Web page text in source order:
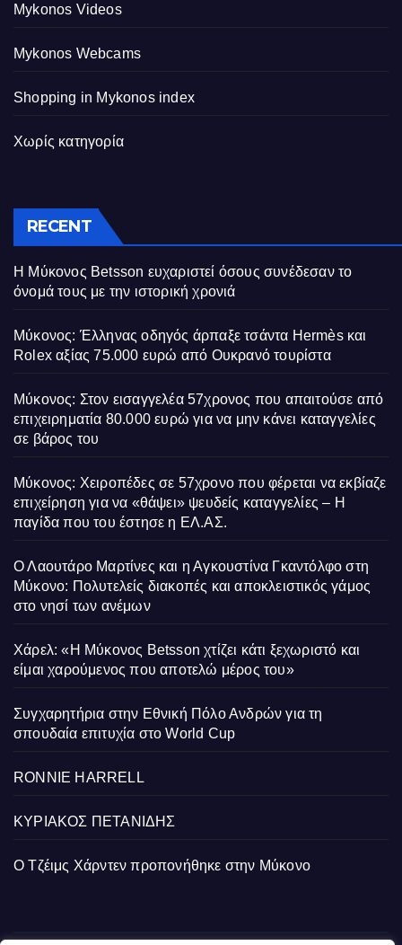
Mykonos Videos
Mykonos Webcams
Shopping in Mykonos index
Χωρίς κατηγορία
RECENT
Η Μύκονος Betsson ευχαριστεί όσους συνέδεσαν το
όνομά τους με την ιστορική χρονιά
Μύκονος: Έλληνας οδηγός άρπαξε τσάντα Hermès και
Rolex αξίας 75.000 ευρώ από Ουκρανό τουρίστα
Μύκονος: Στον εισαγγελέα 57χρονος που απαιτούσε από
επιχειρηματία 80.000 ευρώ για να μην κάνει καταγγελίες
σε βάρος του
Μύκονος: Χειροπέδες σε 57χρονο που φέρεται να εκβίαζε
επιχείρηση για να «θάψει» ψευδείς καταγγελίες – Η
παγίδα που του έστησε η ΕΛ.ΑΣ.
Ο Λαουτάρο Μαρτίνες και η Αγκουστίνα Γκαντόλφο στη
Μύκονο: Πολυτελείς διακοπές και αποκλειστικός γάμος
στο νησί των ανέμων
Χάρελ: «Η Μύκονος Betsson χτίζει κάτι ξεχωριστό και
είμαι χαρούμενος που αποτελώ μέρος του»
Συγχαρητήρια στην Εθνική Πόλο Ανδρών για τη
σπουδαία επιτυχία στο World Cup
RONNIE HARRELL
ΚΥΡΙΑΚΟΣ ΠΕΤΑΝΙΔΗΣ
Ο Τζέιμς Χάρντεν προπονήθηκε στην Μύκονο